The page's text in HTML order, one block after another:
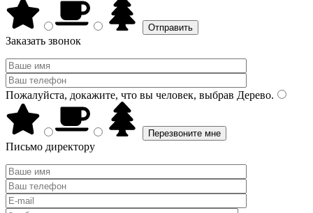
Заказать звонок
Пожалуйста, докажите, что вы человек, выбрав Дерево.
Письмо директору